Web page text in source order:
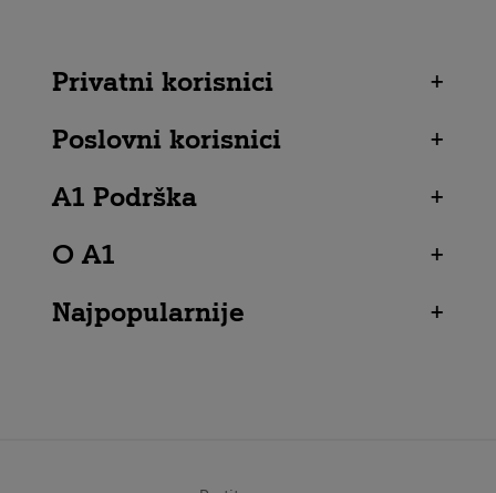
Privatni korisnici
+
Poslovni korisnici
+
A1 Podrška
+
O A1
+
Najpopularnije
+